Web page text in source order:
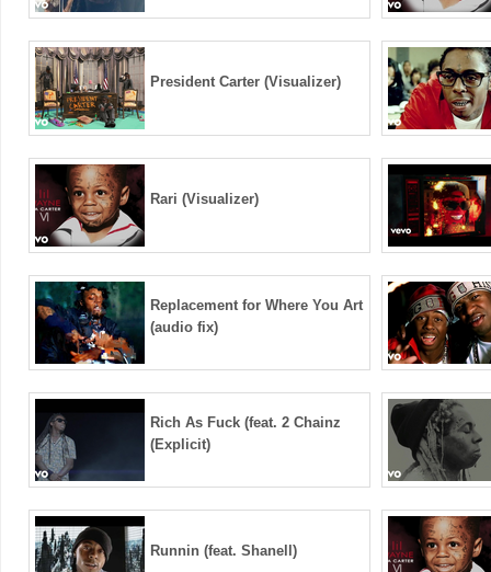
President Carter (Visualizer)
Rari (Visualizer)
Replacement for Where You Art
(audio fix)
Rich As Fuck (feat. 2 Chainz
(Explicit)
Runnin (feat. Shanell)